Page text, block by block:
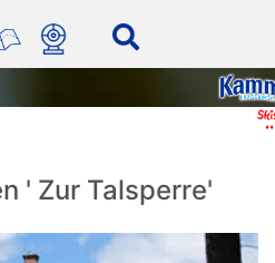
' Zur Talsperre'